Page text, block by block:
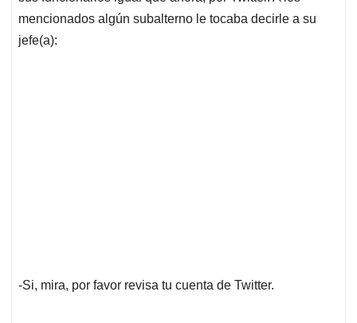
mencionados algún subalterno le tocaba decirle a su
jefe(a):
-Si, mira, por favor revisa tu cuenta de Twitter.